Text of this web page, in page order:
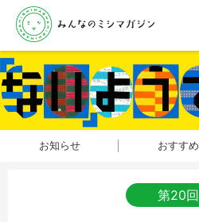
お知らせ おすすめ
第20回